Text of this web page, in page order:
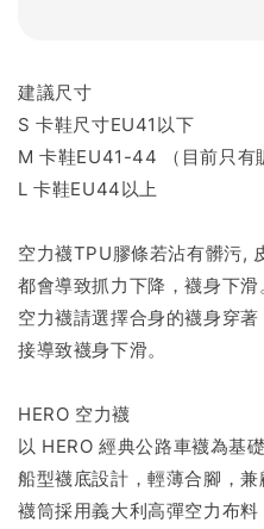
建議尺寸
S 卡鞋尺寸EU41以下
M 卡鞋EU41-44 （目前只有
L 卡鞋EU44以上
空力襪TPU膠條若沾有髒污,
都會導致抓力下降，襪身下滑
空力襪請選擇合身的襪身穿
接導致襪身下滑。
HERO 空力襪
以 HERO 經典公路車襪為基
船型襪底設計，輕薄合腳，兼
襪筒採用義大利高彈空力布